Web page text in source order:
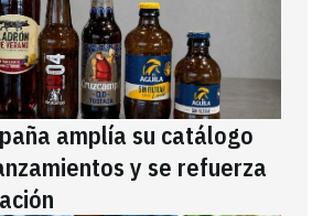
amplía su catálogo
y se refuerza